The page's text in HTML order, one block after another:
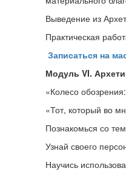
Выведение из
Практическая
Записаться на
Модуль VI.
«Колесо
«Тот, который во
Познакомься со
Узнай своего
Научись